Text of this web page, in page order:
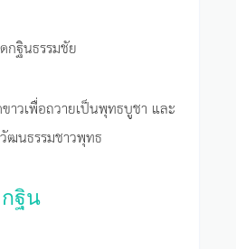
กฐินธรรมชัย
าวเพื่อถวายเป็นพุทธบูชา และ
ฒนธรรมชาวพุทธ
กฐิน